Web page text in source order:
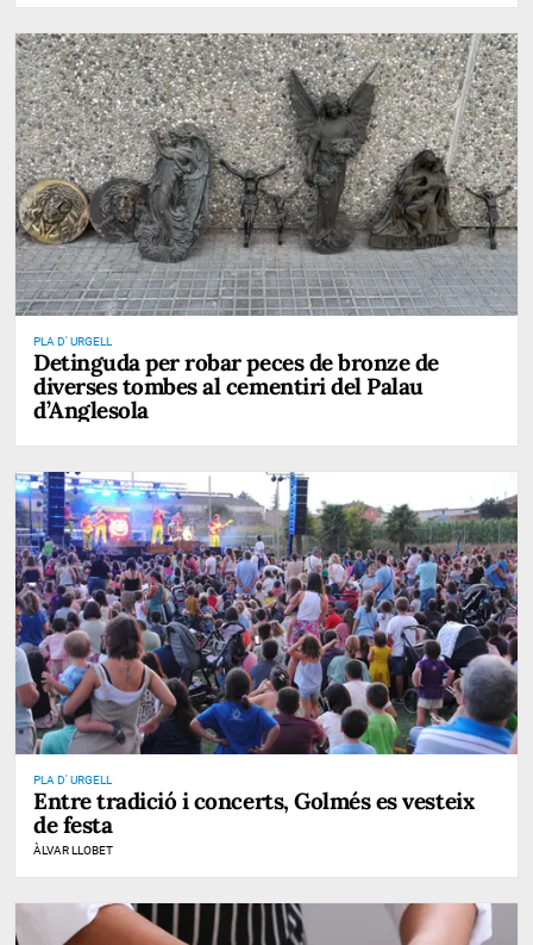
PLA D' URGELL
Detinguda per robar peces de bronze de
diverses tombes al cementiri del Palau
d’Anglesola
PLA D' URGELL
Entre tradició i concerts, Golmés es vesteix
de festa
ÀLVAR LLOBET